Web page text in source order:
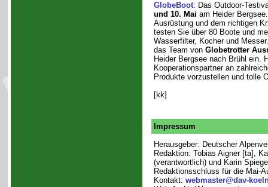
GlobeBoot: Das Outdoor-
und 10. Mai am Heider
Ausrüstung und dem richtigen
testen Sie über 80 Boote und
Wasserfilter, Kocher und
das Team von Globetrotter
Heider Bergsee nach Brühl ein.
Kooperationspartner an
Produkte vorzustellen und tolle
[kk]
Impressum
Herausgeber: Deutscher
Redaktion: Tobias Aigner [ta],
(verantwortlich) und Karin
Redaktionsschluss für die Mai-
Kontakt: webmaster@dav-